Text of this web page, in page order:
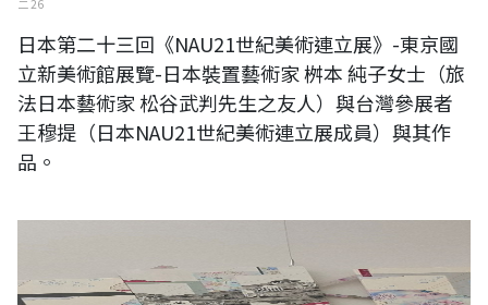
二 26
日本第二十三回《NAU21世紀美術連立展》-東京國
立新美術館展覽-日本裝置藝術家 桝本 純子女士（旅
法日本藝術家 松谷武判先生之友人）與台灣參展者
王穆提（日本NAU21世紀美術連立展成員）與其作
品。
日本第二十三回《NAU21世紀美術連立展》-東京國立新美術館展覽-事務
局局長 橋谷勇慈先生、日本參展藝術家 西幸惠女士與台灣參展者 王穆提
先生（日本NAU21世紀美術連立展成員）於日本參展藝術家 西幸惠女士
作品前合影。